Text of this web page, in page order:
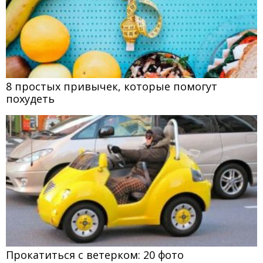
8 простых привычек, которые помогут
похудеть
Прокатиться с ветерком: 20 фото